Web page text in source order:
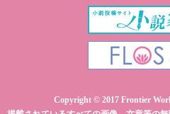
Copyright © 2017 Frontier